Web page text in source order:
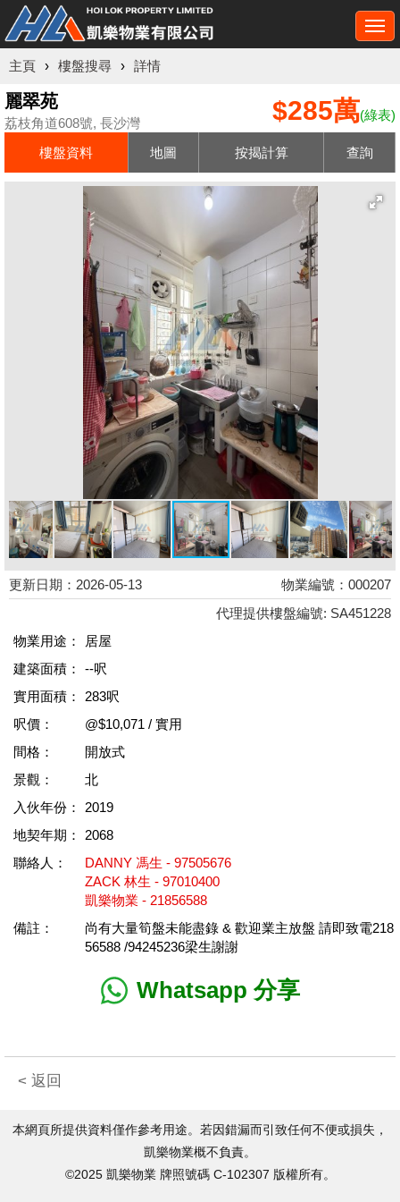
主頁 › 樓盤搜尋 › 詳情
麗翠苑
荔枝角道608號, 長沙灣 $285萬(綠表)
樓盤資料 地圖 按揭計算 查詢
更新日期：2026-05-13
物業編號：000207
代理提供樓盤編號: SA451228
物業用途：
居屋
建築面積：
--呎
實用面積：
283呎
呎價：
@$10,071 / 實用
間格：
開放式
景觀：
北
入伙年份：
2019
地契年期：
2068
聯絡人：
DANNY 馮生 - 97505676
ZACK 林生 - 97010400
凱樂物業 - 21856588
備註：
尚有大量筍盤未能盡錄 & 歡迎業主放盤 請即致電218
56588 /94245236梁生謝謝
Whatsapp 分享
< 返回
本網頁所提供資料僅作參考用途。若因錯漏而引致任何不便或損失，
凱樂物業概不負責。
©2025 凱樂物業 牌照號碼 C-102307 版權所有。